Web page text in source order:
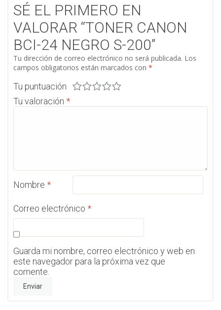
SÉ EL PRIMERO EN
VALORAR “TONER CANON
BCI-24 NEGRO S-200”
Tu dirección de correo electrónico no será publicada. Los
campos obligatorios están marcados con *
Tu puntuación
Tu valoración *
Nombre *
Correo electrónico *
Guarda mi nombre, correo electrónico y web en
este navegador para la próxima vez que
comente.